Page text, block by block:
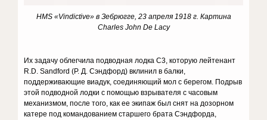
HMS «Vindictive» вЗебрюгге, 23 апреля 1918 г. Картина
Charles John De Lacy
Их задачу облегчила подводная лодка C3, которую лейтенант
R.D. Sandford (Р. Д. Сэндфорд) вклинил в балки,
поддерживающие виадук, соединяющий мол с берегом. Подрыв
этой подводной лодки с помощью взрывателя с часовым
механизмом, после того, как ее экипаж был снят на дозорном
катере под командованием старшего брата Сэндфорда,